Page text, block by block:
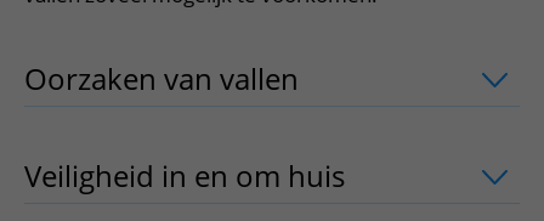
Contact met polikliniek
Het Wilhelmina Kinderziekenhuis
Oorzaken van vallen uitklapper, klik
Veiligheid in en om huis uitklapper,